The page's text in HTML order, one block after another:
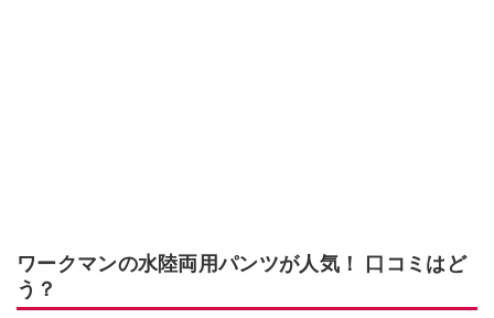
ワークマンの水陸両用パンツが人気！ 口コミはど
う？